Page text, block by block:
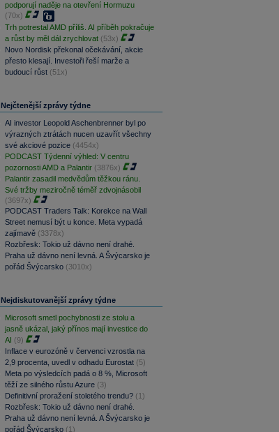
podporují naděje na otevření Hormuzu
(70x)
Trh potrestal AMD příliš. AI příběh pokračuje
a růst by měl dál zrychlovat (53x)
Novo Nordisk překonal očekávání, akcie
přesto klesají. Investoři řeší marže a
budoucí růst (51x)
Nejčtenější zprávy týdne
AI investor Leopold Aschenbrenner byl po
výrazných ztrátách nucen uzavřít všechny
své akciové pozice (4454x)
PODCAST Týdenní výhled: V centru
pozornosti AMD a Palantir (3876x)
Palantir zasadil medvědům těžkou ránu.
Své tržby meziročně téměř zdvojnásobil
(3697x)
PODCAST Traders Talk: Korekce na Wall
Street nemusí být u konce. Meta vypadá
zajímavě (3378x)
Rozbřesk: Tokio už dávno není drahé.
Praha už dávno není levná. A Švýcarsko je
pořád Švýcarsko (3010x)
Nejdiskutovanější zprávy týdne
Microsoft smetl pochybnosti ze stolu a
jasně ukázal, jaký přínos mají investice do
AI (9)
Inflace v eurozóně v červenci vzrostla na
2,9 procenta, uvedl v odhadu Eurostat (5)
Meta po výsledcích padá o 8 %, Microsoft
těží ze silného růstu Azure (3)
Definitivní proražení stoletého trendu? (1)
Rozbřesk: Tokio už dávno není drahé.
Praha už dávno není levná. A Švýcarsko je
pořád Švýcarsko (1)